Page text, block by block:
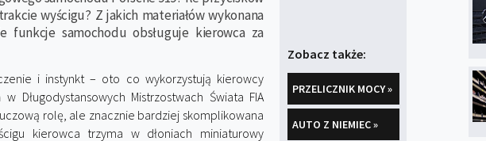
Zobacz także:
PRZELICZNIK MOCY »
AUTO Z NIEMIEC »
wyścigu? Z jakich materiałów wykonana
funkcje samochodu obsługuje kierowca za
i instynkt – oto co wykorzystują kierowcy
Długodystansowych Mistrzostwach Świata FIA
rolę, ale znacznie bardziej skomplikowana
kierowca trzyma w dłoniach miniaturowy